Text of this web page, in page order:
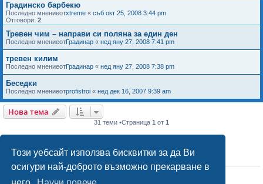
Този уебсайт използва бисквитки за да Ви
осигури най-доброто възможно прекарване в
Градинско барбекю
Последно мнениеотxtreme « съб окт 25, 2008 3:44 pm
Отговори: 2
Тревен чим – направи си поляна за един ден
Последно мнениеотГрадинар « нед яну 27, 2008 7:41 pm
тревен килим
Последно мнениеотГрадинар « нед яну 27, 2008 7:38 pm
Беседки
Последно мнениеотprofistroi « нед дек 16, 2007 9:39 am
Нова тема
31 теми •Страница 1 от 1
ПРАВА НА ФОРУМА
Вие не можетеда публикувате теми в този форум
Виене можетеда отговаряте на теми в този форум